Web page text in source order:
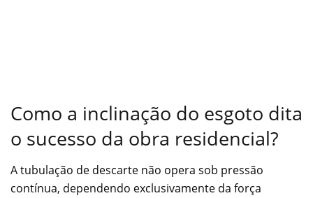
Como a inclinação do esgoto dita
o sucesso da obra residencial?
A tubulação de descarte não opera sob pressão
contínua, dependendo exclusivamente da força